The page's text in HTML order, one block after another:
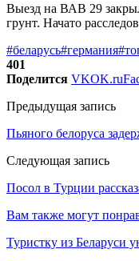
Выезд на ВАВ 29
грунт. Начато
#беларусь#германия
401
Поделится VKOK.ru
Предыдущая запись
Пьяного белоруса
Следующая запись
Посол в Турции
Вам также могут
Туристку из Беларуси